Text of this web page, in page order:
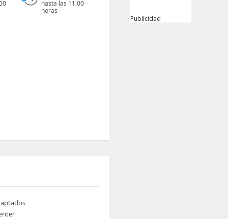
hasta las 11:00
horas
Publicidad